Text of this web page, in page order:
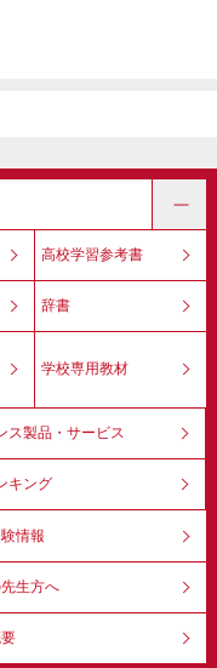
高校学習参考書
辞書
学校専用教材
ス製品・サービス
キング
情報
生方へ